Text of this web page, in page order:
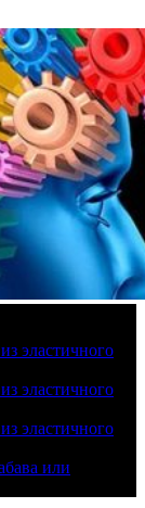
эластичного
эластичного
эластичного
или